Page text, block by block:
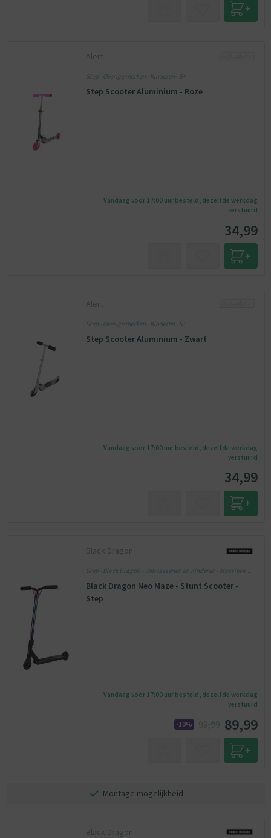
Alert
Step - Overige merken - Kinderen - 5+
Step Scooter Aluminium - Roze
Vandaag voor 17:00 uur besteld, dezelfde werkdag
verstuurd
34,99
Alert
Step - Overige merken - Kinderen - 5+
Step Scooter Aluminium - Zwart
Vandaag voor 17:00 uur besteld, dezelfde werkdag
verstuurd
34,99
Black Dragon
Step - Black Dragon - Volwassenen en Kinderen - Massieve
Black Dragon Neo Maze - Stunt Scooter -
Step
Vandaag voor 17:00 uur besteld, dezelfde werkdag
verstuurd
-10% 89,99
Montage mogelijkheid
Black Dragon